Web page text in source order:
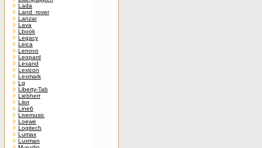
Lada
Land_rover
Lanzar
Lava
Lbook
Legacy
Leica
Lenovo
Leopard
Lexand
Lexicon
Lexmark
Lg
Liberty-Tab
Liebherr
Liiot
Line6
Livemusic
Loewe
Logitech
Lumax
Luxman